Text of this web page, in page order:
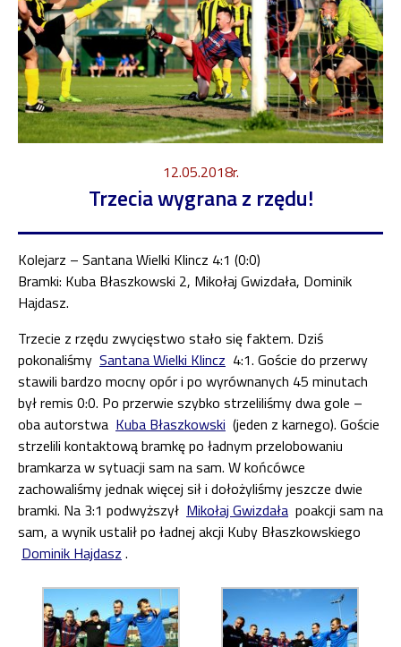
12.05.2018r.
Trzecia wygrana z rzędu!
Kolejarz – Santana Wielki Klincz 4:1 (0:0)
Bramki: Kuba Błaszkowski 2, Mikołaj Gwizdała, Dominik
Hajdasz.
Trzecie z rzędu zwycięstwo stało się faktem. Dziś
pokonaliśmy Santana Wielki Klincz 4:1. Goście do przerwy
stawili bardzo mocny opór i po wyrównanych 45 minutach
był remis 0:0. Po przerwie szybko strzeliliśmy dwa gole –
oba autorstwa Kuba Błaszkowski (jeden z karnego). Goście
strzelili kontaktową bramkę po ładnym przelobowaniu
bramkarza w sytuacji sam na sam. W końcówce
zachowaliśmy jednak więcej sił i dołożyliśmy jeszcze dwie
bramki. Na 3:1 podwyższył Mikołaj Gwizdała poakcji sam na
sam, a wynik ustalił po ładnej akcji Kuby Błaszkowskiego
Dominik Hajdasz .